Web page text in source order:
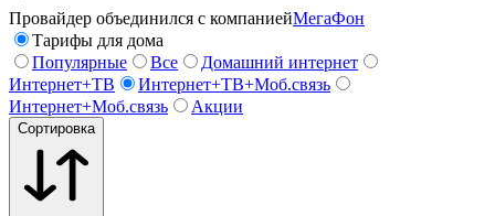
Провайдер объединился с компаниейМегаФон
Тарифы для дома
Популярные
Все
Домашний интернет
Интернет+ТВ
Интернет+ТВ+Моб.связь
Интернет+Моб.связь
Акции
Сортировка